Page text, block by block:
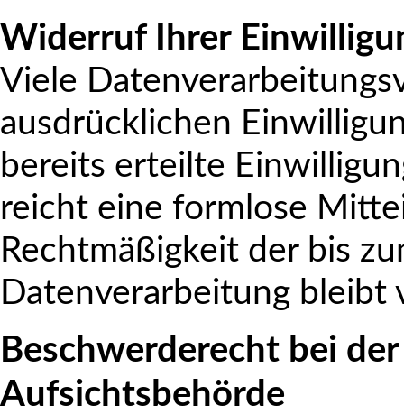
Widerruf Ihrer
Viele
ausdrücklichen
bereits erteilte
reicht eine formlose
Rechtmäßigkeit der bis
Datenverarbeitung
Beschwerderecht bei
Aufsichtsbehörde